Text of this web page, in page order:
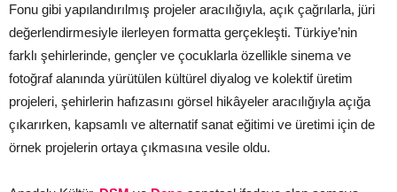
Fonu gibi yapılandırılmış projeler aracılığıyla, açık çağrılarla, jüri
değerlendirmesiyle ilerleyen formatta gerçekleşti. Türkiye’nin
farklı şehirlerinde, gençler ve çocuklarla özellikle sinema ve
fotoğraf alanında yürütülen kültürel diyalog ve kolektif üretim
projeleri, şehirlerin hafızasını görsel hikâyeler aracılığıyla açığa
çıkarırken, kapsamlı ve alternatif sanat eğitimi ve üretimi için de
örnek projelerin ortaya çıkmasına vesile oldu.